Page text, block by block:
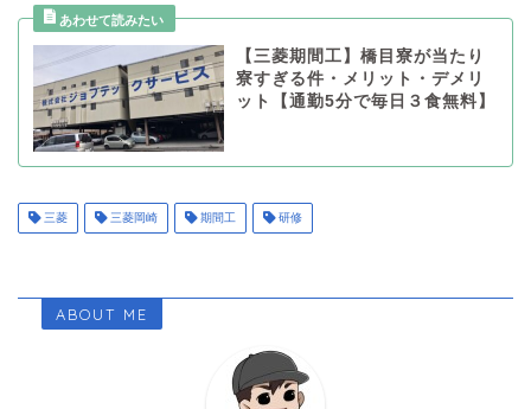
【三菱期間工】橋目寮が当たり
寮すぎる件・メリット・デメリ
ット【通勤5分で毎日３食無料】
三菱 三菱岡崎 期間工 研修
ABOUT ME